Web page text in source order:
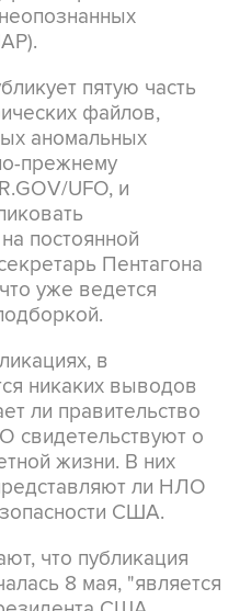
пятую часть
файлов,
аномальных
прежнему
UFO, и
постоянной
Пентагона
уже ведется
в
никаких выводов
ли правительство
о
жизни. В них
ли НЛО
США.
что публикация
8 мая, "является